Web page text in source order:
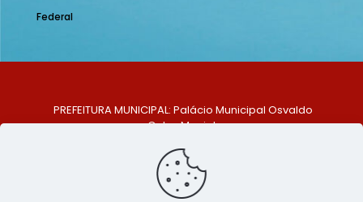
Federal
PREFEITURA MUNICIPAL: Palácio Municipal Osvaldo
Celso Maciel
Centro, São Bento do Una - PE. CEP: 553370-128
TELEFONE: (81) 99548-1569
E-MAIL: ouvidoria@saobentodouna.pe.gov.br